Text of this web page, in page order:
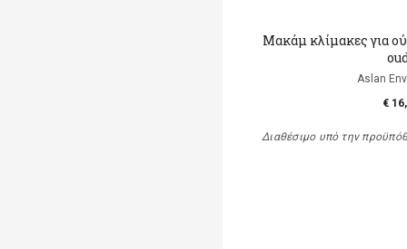
Μακάμ κλίμακες για
Aslan
€
Διαθέσιμο υπό την